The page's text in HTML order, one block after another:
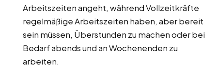
Arbeitszeiten angeht, während Vollzeitkräfte
regelmäßige Arbeitszeiten haben, aber bereit
sein müssen, Überstunden zu machen oder bei
Bedarf abends und an Wochenenden zu
arbeiten.